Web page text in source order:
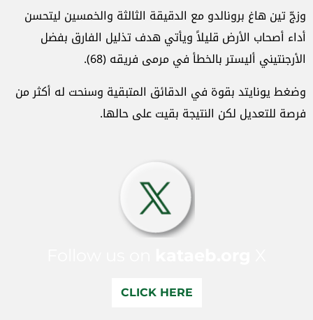
وزجّ تين هاغ برونالدو مع الدقيقة الثالثة والخمسين ليتحسن
أداء أصحاب الأرض قليلاً ويأتي هدف تذليل الفارق بفضل
الأرجنتيني أليستر بالخطأ في مرمى فريقه (68).
وضغط يونايتد بقوة في الدقائق المتبقية وسنحت له أكثر من
فرصة للتعديل لكن النتيجة بقيت على حالها.
CLICK HERE